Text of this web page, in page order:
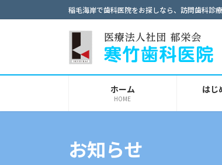
ン
へ
ビ
ョ
稲毛海岸で歯科医院をお探しなら、訪問歯科診
ホーム
HOME
はじ
お知らせ